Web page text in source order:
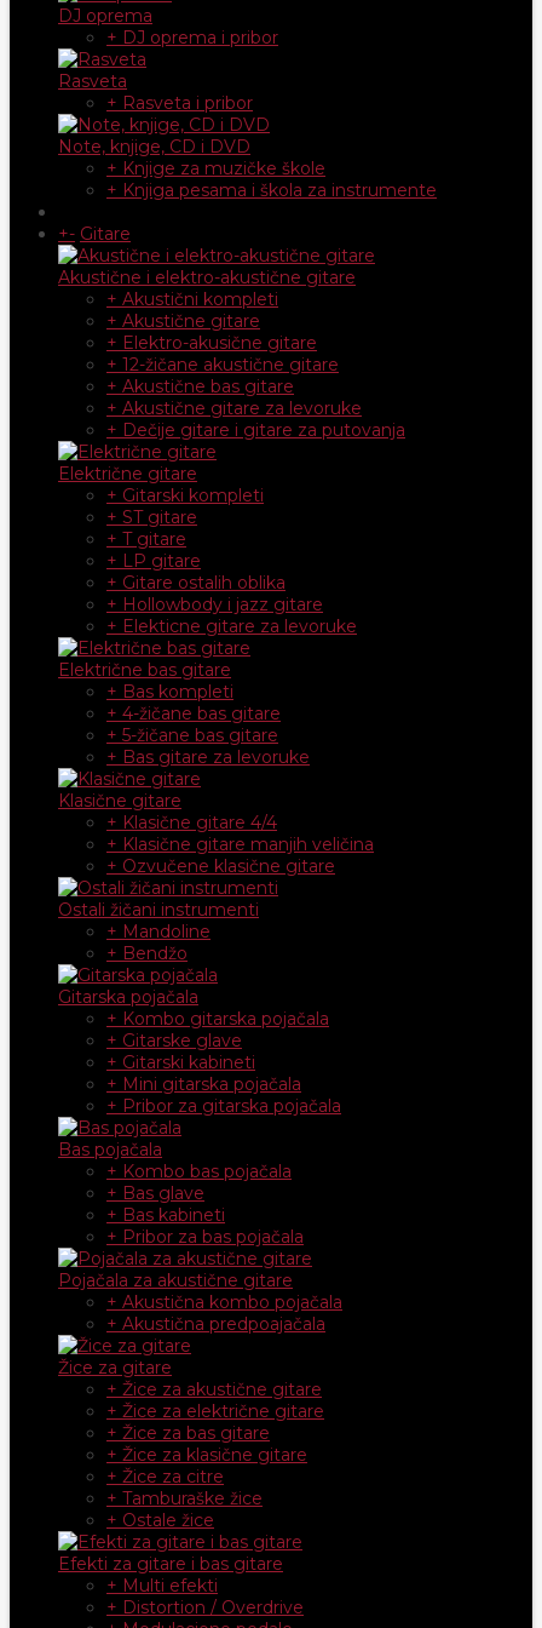
DJ oprema
+ DJ oprema i pribor
Rasveta
+ Rasveta i pribor
Note, knjige, CD i DVD
+ Knjige za muzičke škole
+ Knjiga pesama i škola za instrumente
+- Gitare
Akustične i elektro-akustične gitare
+ Akustični kompleti
+ Akustične gitare
+ Elektro-akusične gitare
+ 12-žičane akustične gitare
+ Akustične bas gitare
+ Akustične gitare za levoruke
+ Dečije gitare i gitare za putovanja
Električne gitare
+ Gitarski kompleti
+ ST gitare
+ T gitare
+ LP gitare
+ Gitare ostalih oblika
+ Hollowbody i jazz gitare
+ Elekticne gitare za levoruke
Električne bas gitare
+ Bas kompleti
+ 4-žičane bas gitare
+ 5-žičane bas gitare
+ Bas gitare za levoruke
Klasične gitare
+ Klasične gitare 4/4
+ Klasične gitare manjih veličina
+ Ozvučene klasične gitare
Ostali žičani instrumenti
+ Mandoline
+ Bendžo
Gitarska pojačala
+ Kombo gitarska pojačala
+ Gitarske glave
+ Gitarski kabineti
+ Mini gitarska pojačala
+ Pribor za gitarska pojačala
Bas pojačala
+ Kombo bas pojačala
+ Bas glave
+ Bas kabineti
+ Pribor za bas pojačala
Pojačala za akustične gitare
+ Akustična kombo pojačala
+ Akustična predpoajačala
Žice za gitare
+ Žice za akustične gitare
+ Žice za električne gitare
+ Žice za bas gitare
+ Žice za klasične gitare
+ Žice za citre
+ Tamburaške žice
+ Ostale žice
Efekti za gitare i bas gitare
+ Multi efekti
+ Distortion / Overdrive